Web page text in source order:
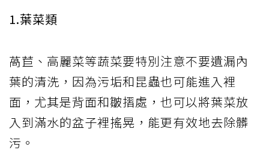
1.葉菜類
萵苣、高麗菜等蔬菜要特別注意不要遺漏內
葉的清洗，因為污垢和昆蟲也可能進入裡
面，尤其是背面和皺摺處，也可以將葉菜放
入到滿水的盆子裡搖晃，能更有效地去除髒
污。